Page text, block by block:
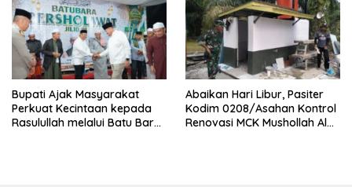
Bupati Ajak Masyarakat
Perkuat Kecintaan kepada
Rasulullah melalui Batu Bara
Abaikan Hari Libur, Pasiter
Kodim 0208/Asahan Kontrol
Renovasi MCK Mushollah Al